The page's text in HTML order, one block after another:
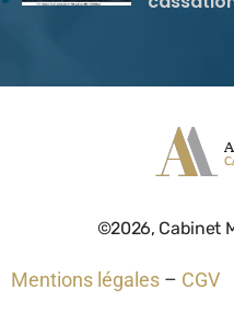
©2026, Cabinet
Mentions légales – CGV